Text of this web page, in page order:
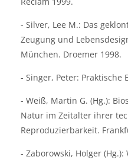
- Silver, Lee M.: Das
Zeugung und
München. Droemer 1998.
- Singer, Peter: Praktische
- Weiß, Martin G. (Hg.):
Natur im Zeitalter ihrer
Reproduzierbarkeit.
- Zaborowski, Holger